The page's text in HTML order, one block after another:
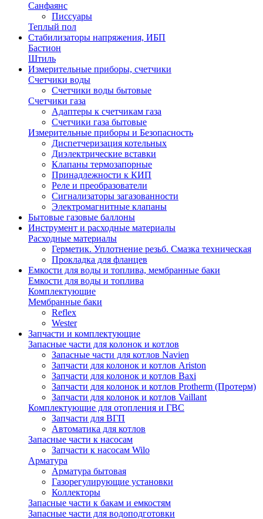
Санфаянс
Писсуары
Теплый пол
Стабилизаторы напряжения, ИБП
Бастион
Штиль
Измерительные приборы, счетчики
Счетчики воды
Счетчики воды бытовые
Счетчики газа
Адаптеры к счетчикам газа
Счетчики газа бытовые
Измерительные приборы и Безопасность
Диспетчеризация котельных
Диэлектрические вставки
Клапаны термозапорные
Принадлежности к КИП
Реле и преобразователи
Сигнализаторы загазованности
Электромагнитные клапаны
Бытовые газовые баллоны
Инструмент и расходные материалы
Расходные материалы
Герметик. Уплотнение резьб. Смазка техническая
Прокладка для фланцев
Емкости для воды и топлива, мембранные баки
Емкости для воды и топлива
Комплектующие
Мембранные баки
Reflex
Wester
Запчасти и комплектующие
Запасные части для колонок и котлов
Запасные части для котлов Navien
Запчасти для колонок и котлов Ariston
Запчасти для колонок и котлов Baxi
Запчасти для колонок и котлов Protherm (Протерм)
Запчасти для колонок и котлов Vaillant
Комплектующие для отопления и ГВС
Запчасти для ВГП
Автоматика для котлов
Запасные части к насосам
Запчасти к насосам Wilo
Арматура
Арматура бытовая
Газорегулирующие установки
Коллекторы
Запасные части к бакам и емкостям
Запасные части для водоподготовки